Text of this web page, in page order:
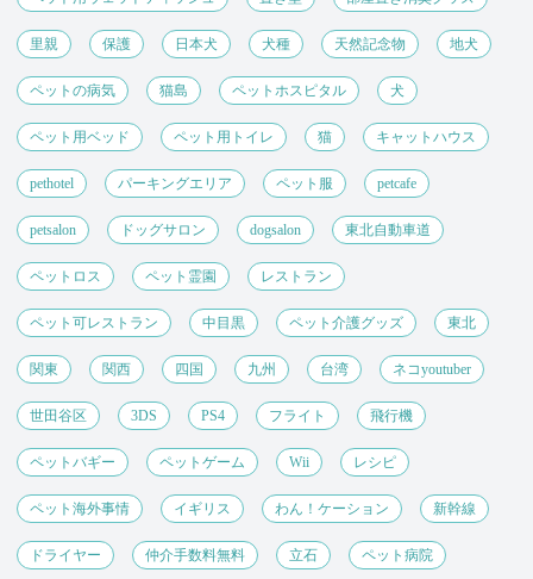
里親 保護 日本犬 犬種 天然記念物 地犬
ペットの病気 猫島 ペットホスピタル 犬
ペット用ベッド ペット用トイレ 猫 キャットハウス
pethotel パーキングエリア ペット服 petcafe
petsalon ドッグサロン dogsalon 東北自動車道
ペットロス ペット霊園 レストラン
ペット可レストラン 中目黒 ペット介護グッズ 東北
関東 関西 四国 九州 台湾 ネコyoutuber
世田谷区 3DS PS4 フライト 飛行機
ペットバギー ペットゲーム Wii レシピ
ペット海外事情 イギリス わん！ケーション 新幹線
ドライヤー 仲介手数料無料 立石 ペット病院